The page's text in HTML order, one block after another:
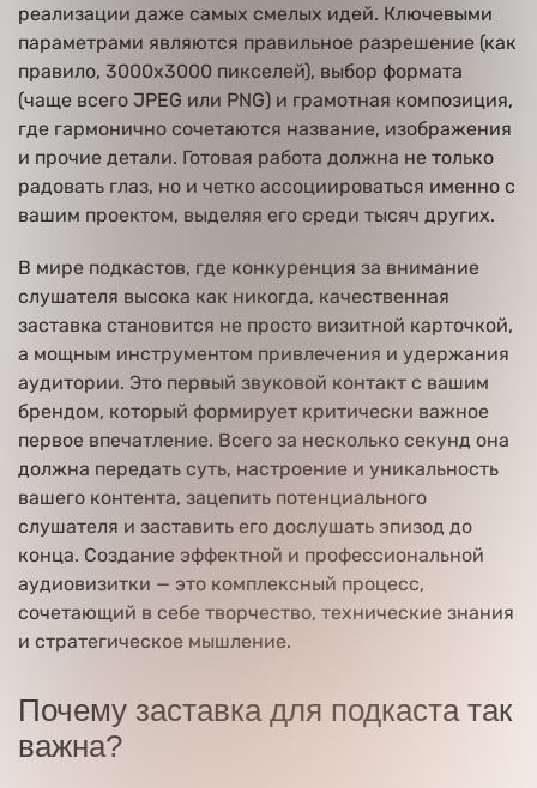
реализации даже самых смелых идей. Ключевыми
параметрами являются правильное разрешение (как
правило, 3000x3000 пикселей), выбор формата
(чаще всего JPEG или PNG) и грамотная композиция,
где гармонично сочетаются название, изображения
и прочие детали. Готовая работа должна не только
радовать глаз, но и четко ассоциироваться именно с
вашим проектом, выделяя его среди тысяч других.
В мире подкастов, где конкуренция за внимание
слушателя высока как никогда, качественная
заставка становится не просто визитной карточкой,
а мощным инструментом привлечения и удержания
аудитории. Это первый звуковой контакт с вашим
брендом, который формирует критически важное
первое впечатление. Всего за несколько секунд она
должна передать суть, настроение и уникальность
вашего контента, зацепить потенциального
слушателя и заставить его дослушать эпизод до
конца. Создание эффектной и профессиональной
аудиовизитки — это комплексный процесс,
сочетающий в себе творчество, технические знания
и стратегическое мышление.
Почему заставка для подкаста так
важна?